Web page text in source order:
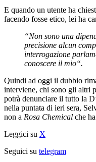
E quando un utente ha
facendo fosse etico, lei ha
“Non sono una
precisione alcun
interrogazione
conoscere il mio“.
Quindi ad oggi il dubbio
interviene, chi sono gli altri
potrà denunciare il tutto la
nella puntata di ieri sera,
non a Rosa Chemical che
Leggici su X
Seguici su telegram